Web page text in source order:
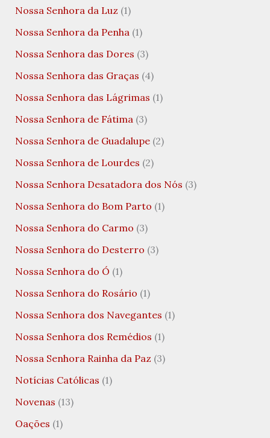
Nossa Senhora da Luz (1)
Nossa Senhora da Penha (1)
Nossa Senhora das Dores (3)
Nossa Senhora das Graças (4)
Nossa Senhora das Lágrimas (1)
Nossa Senhora de Fátima (3)
Nossa Senhora de Guadalupe(2)
Nossa Senhora de Lourdes (2)
Nossa Senhora Desatadora dos Nós (3)
Nossa Senhora do Bom Parto (1)
Nossa Senhora do Carmo (3)
Nossa Senhora do Desterro (3)
Nossa Senhora do Ó (1)
Nossa Senhora do Rosário (1)
Nossa Senhora dos Navegantes (1)
Nossa Senhora dos Remédios (1)
Nossa Senhora Rainha da Paz (3)
Notícias Católicas (1)
Novenas (13)
Oações (1)